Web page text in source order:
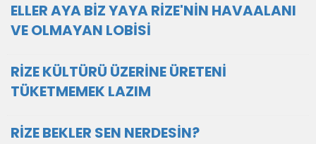
ELLER AYA BİZ YAYA RİZE'NİN HAVAALANI
VE OLMAYAN LOBİSİ
RİZE KÜLTÜRÜ ÜZERİNE ÜRETENİ
TÜKETMEMEK LAZIM
RİZE BEKLER SEN NERDESİN?